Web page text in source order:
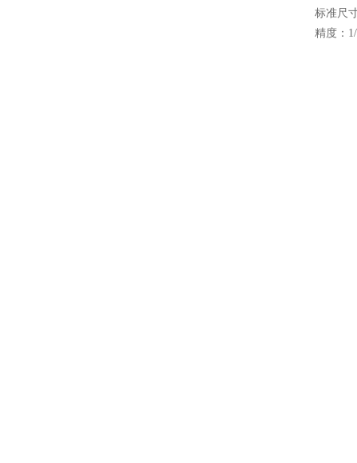
标准尺
精度：